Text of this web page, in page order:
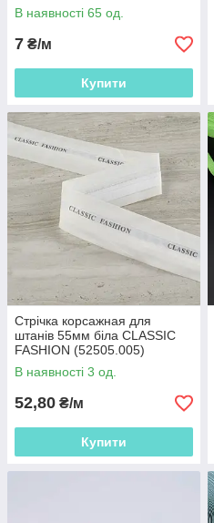
В наявності 65 од.
7 ₴/м
Купити
Стрічка корсажная для
штанів 55мм біла CLASSIC
FASHION (52505.005)
В наявності 3 од.
52,80 ₴/м
Купити